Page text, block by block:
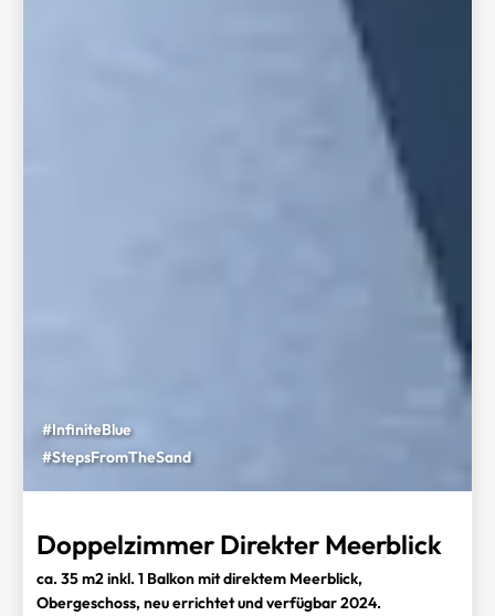
#InfiniteBlue
#StepsFromTheSand
Doppelzimmer Direkter Meerblick
ca. 35 m2 inkl. 1 Balkon mit direktem Meerblick,
Obergeschoss, neu errichtet und verfügbar 2024.